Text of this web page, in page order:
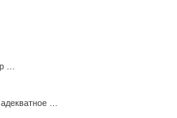
…
…